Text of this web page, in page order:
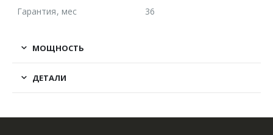
Гарантия, мес 36
МОЩНОСТЬ
ДЕТАЛИ